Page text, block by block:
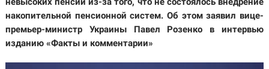
накопительной пенсионной систем. Об этом заявил вице-
премьер-министр Украины Павел Розенко в интервью
изданию «Факты и комментарии»